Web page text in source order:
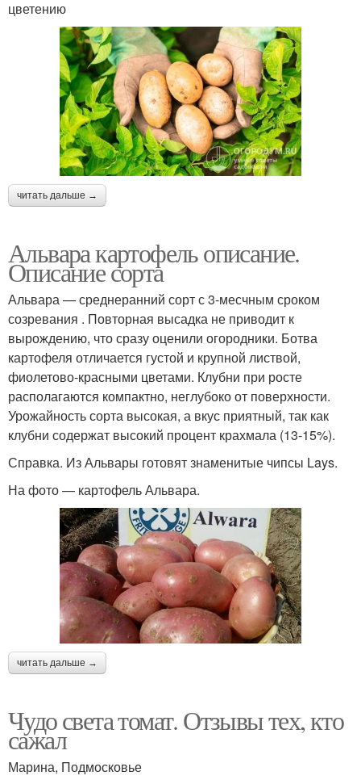
цветению
читать дальше →
Альвара картофель описание.
Описание сорта
Альвара — среднеранний сорт с 3-месчным сроком
созревания . Повторная высадка не приводит к
вырождению, что сразу оценили огородники. Ботва
картофеля отличается густой и крупной листвой,
фиолетово-красными цветами. Клубни при росте
располагаются компактно, неглубоко от поверхности.
Урожайность сорта высокая, а вкус приятный, так как
клубни содержат высокий процент крахмала (13-15%).
Справка. Из Альвары готовят знаменитые чипсы Lays.
На фото — картофель Альвара.
читать дальше →
Чудо света томат. Отзывы тех, кто
сажал
Марина, Подмосковье